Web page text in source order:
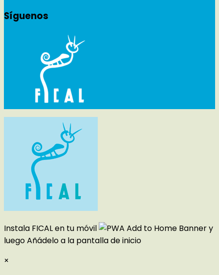
Síguenos
Instala FICAL en tu móvil
y
luegoAñádelo a la pantalla de inicio
×